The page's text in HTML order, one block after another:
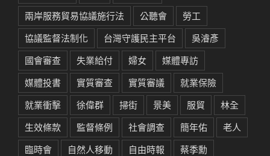
兩岸服務貿易協議施行法
公聽會
勞工
協議監督法制化
台灣守護民主平台
吳濬彥
國會審查
失業給付 婦女
媒體專訪
媒體投書
實質審查 實質審議
就業保險
就業衝擊
徐偉群 掃街 景美 服貿
林全
生效條款
監督條例 社會調查 簡年佑
老人
臨時會
自然人移動 自由時報
蔡季勳